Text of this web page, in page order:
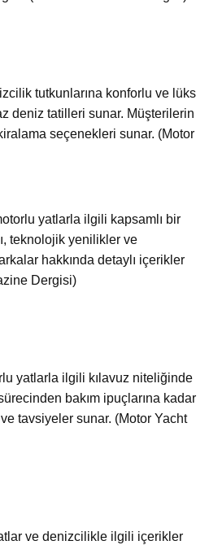
tutkunlarına konforlu ve lüks
deniz tatilleri sunar. Müşterilerin
seçenekleri sunar. (Motor
yatlarla ilgili kapsamlı bir
teknolojik yenilikler ve
hakkında detaylı içerikler
Dergisi)
yatlarla ilgili kılavuz niteliğinde
bakım ipuçlarına kadar
tavsiyeler sunar. (Motor Yacht
ve denizcilikle ilgili içerikler